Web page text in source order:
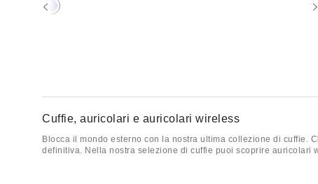
Cuffie, auricolari e auricolari wireless
Blocca il mondo esterno con la nostra ultima collezione di cuffie.
definitiva. Nella nostra selezione di cuffie puoi scoprire auricolari